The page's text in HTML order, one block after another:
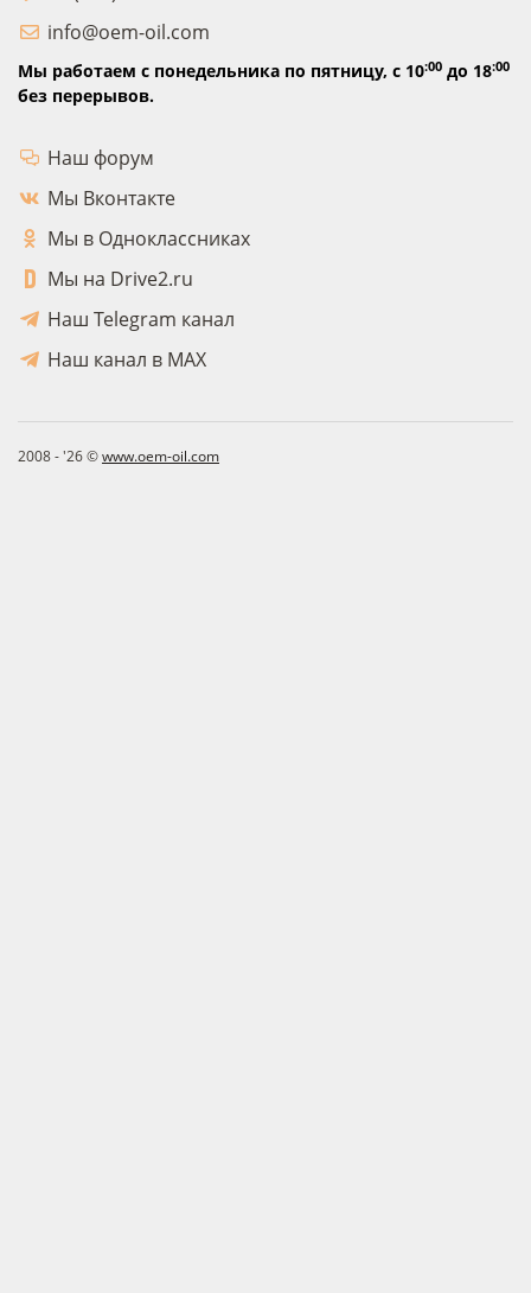
info@oem-oil.com
Мы работаем с понедельника по пятницу, с 10:00 до 18:00
без перерывов.
Наш форум
Мы Вконтакте
Мы в Одноклассниках
Мы на Drive2.ru
Наш Telegram канал
Наш канал в MAX
2008 - '26 ©www.oem-oil.com